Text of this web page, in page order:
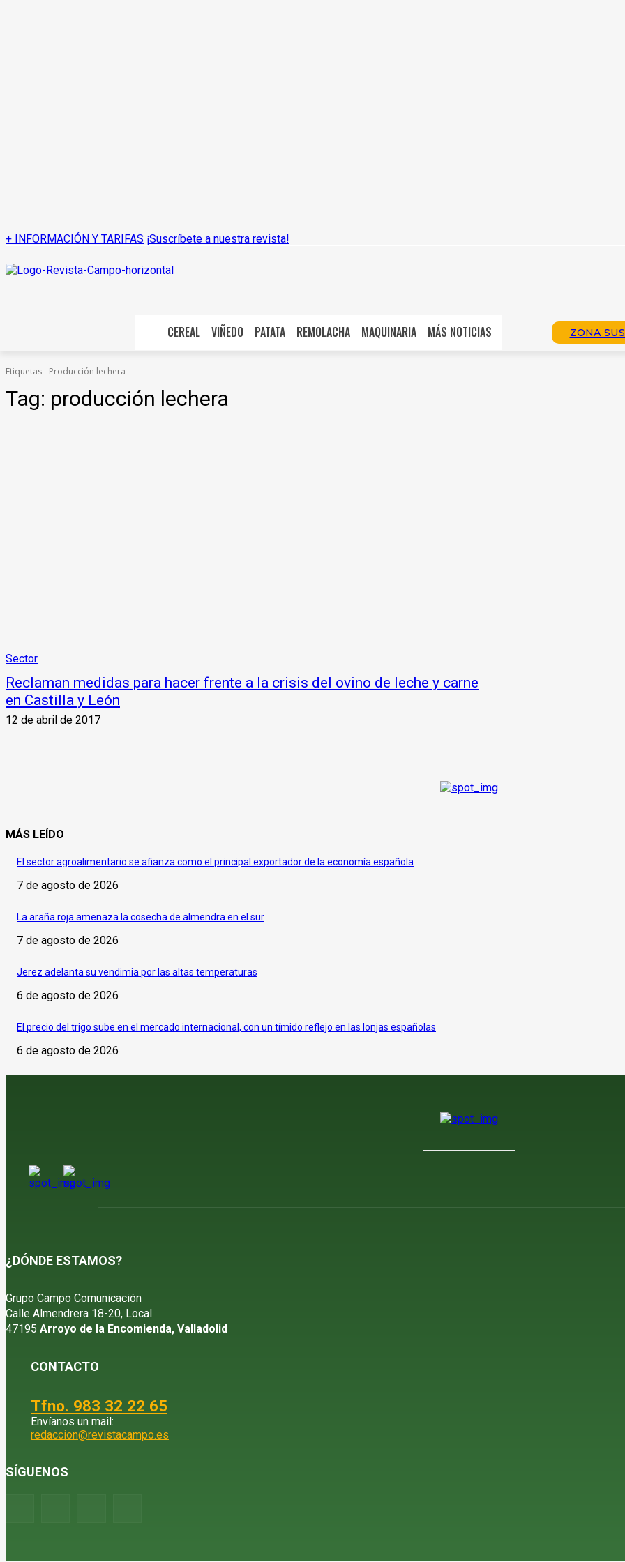
+ INFORMACIÓN Y TARIFAS ¡Suscríbete a nuestra revista!
CEREAL VIÑEDO PATATA REMOLACHA MAQUINARIA MÁS NOTICIAS ZONA
Etiquetas Producción lechera
Tag: producción lechera
Sector
Reclaman medidas para hacer frente a la crisis del ovino de leche y carne
en Castilla y León
12 de abril de 2017
MÁS LEÍDO
El sector agroalimentario se afianza como el principal exportador de la economía española
7 de agosto de 2026
La araña roja amenaza la cosecha de almendra en el sur
7 de agosto de 2026
Jerez adelanta su vendimia por las altas temperaturas
6 de agosto de 2026
El precio del trigo sube en el mercado internacional, con un tímido reflejo en las lonjas españolas
6 de agosto de 2026
¿DÓNDE ESTAMOS?
Grupo Campo Comunicación
Calle Almendrera 18-20, Local
47195 Arroyo de la Encomienda, Valladolid
CONTACTO
Tfno. 983 32 22 65
Envíanos un mail:
redaccion@revistacampo.es
SÍGUENOS